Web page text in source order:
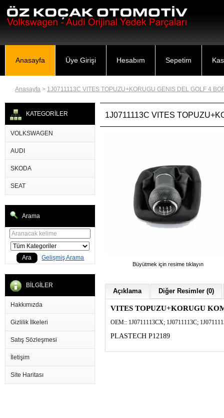
Anasayfa Üye Girişi Hesabım Sepetim
Anasayfa > 1J0711113C VITES TOPUZU+KORUGU GENIS DEL GOLF 4
KATEGORİLER
VOLKSWAGEN
AUDI
SKODA
SEAT
Arama
Ara Gelişmiş Arama
BİLGİLER
Hakkımızda
Gizlilik İlkeleri
Satış Sözleşmesi
İletişim
Site Haritası
1J0711113C VITES
Büyütmek için resime tıklayın
Açıklama Diğer Resimler (0)
VITES TOPUZU+KORUGU
OEM:: 1J0711113CX; 1J0711113C;
PLASTECH P12189